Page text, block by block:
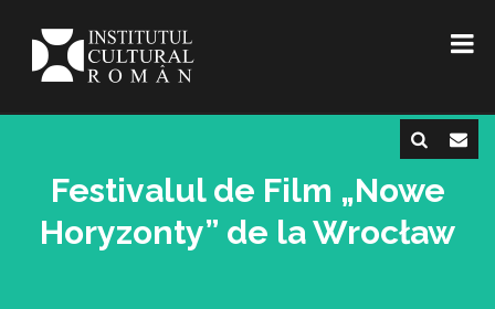
Festivalul de Film „Nowe
Horyzonty” de la Wrocław